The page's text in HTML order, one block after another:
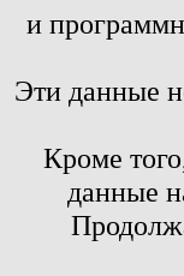
и
Эти данные
Кроме
данные